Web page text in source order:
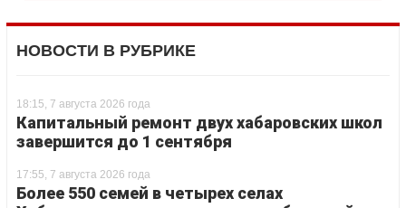
НОВОСТИ В РУБРИКЕ
18:15, 7 августа 2026 года
Капитальный ремонт двух хабаровских школ
завершится до 1 сентября
17:55, 7 августа 2026 года
Более 550 семей в четырех селах